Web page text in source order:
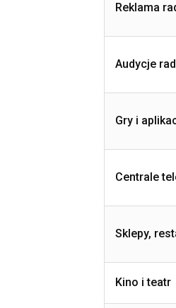
Reklama
Audycje
Gry i
Centrale
Sklepy,
Kino i teatr